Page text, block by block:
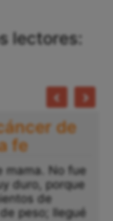
lectores:
de
fe
mama. No fue
duro, porque
de
peso; llegué